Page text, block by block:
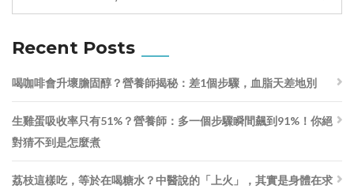
Recent Posts
喝咖啡會升壞膽固醇？營養師揭秘：差1個步驟，血脂天差地別
生雞蛋吸收率只有51%？營養師：多一個步驟瞬間飆到91%！你絕
對猜不到是怎麼煮
荔枝這樣吃，等於在喝糖水？中醫說的「上火」，其實是身體在求